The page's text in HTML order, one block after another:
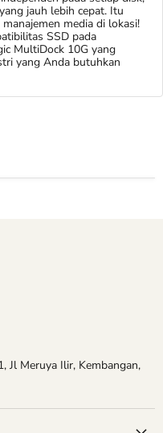
jauh lebih cepat. Itu
media di lokasi!
SSD pada
MultiDock 10G yang
yang Anda butuhkan
Jl Meruya Ilir, Kembangan,